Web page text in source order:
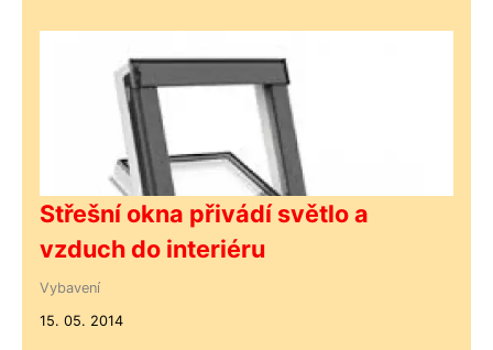
Střešní okna přivádí světlo a
vzduch do interiéru
Vybavení
15. 05. 2014